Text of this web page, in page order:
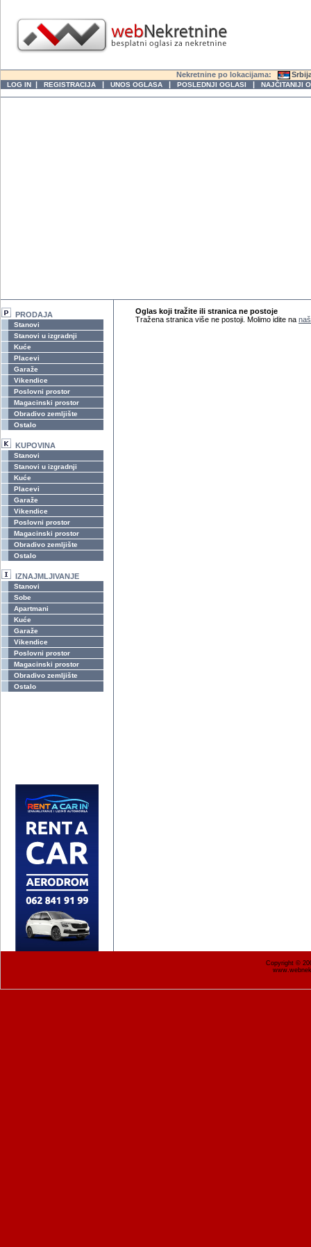
Nekretnine po lokacijama:
LOG IN | REGISTRACIJA | UNOS OGLASA | POSLEDNJI OGLASI | NAJČITANIJI
PRODAJA
Stanovi
Stanovi u izgradnji
Kuće
Placevi
Garaže
Vikendice
Poslovni prostor
Magacinski prostor
Obradivo zemljište
Ostalo
KUPOVINA
Stanovi
Stanovi u izgradnji
Kuće
Placevi
Garaže
Vikendice
Poslovni prostor
Magacinski prostor
Obradivo zemljište
Ostalo
IZNAJMLJIVANJE
Stanovi
Sobe
Apartmani
Kuće
Garaže
Vikendice
Poslovni prostor
Magacinski prostor
Obradivo zemljište
Ostalo
Oglas koji tražite ili stranica ne postoje
Tražena stranica više ne postoji. Molimo idite na
Copyright ©